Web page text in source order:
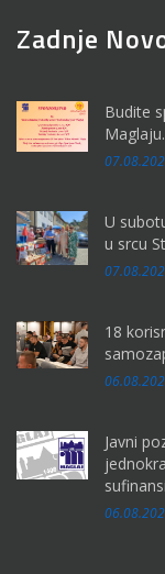
Zadnje
Budite
U
u srcu
18
Javni